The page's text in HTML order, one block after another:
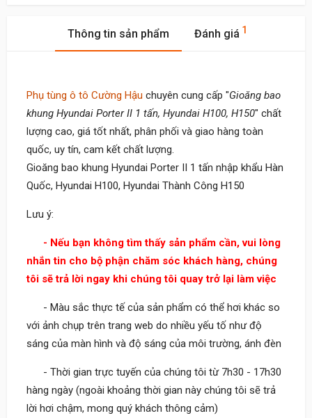
Thông tin sản phẩm Đánh giá 1
Phụ tùng ô tô Cường Hậu chuyên cung cấp "Gioăng bao
khung Hyundai Porter II 1 tấn, Hyundai H100, H150" chất
lượng cao, giá tốt nhất, phân phối và giao hàng toàn
quốc, uy tín, cam kết chất lượng.
Gioăng bao khung Hyundai Porter II 1 tấn nhập khẩu Hàn
Quốc, Hyundai H100, Hyundai Thành Công H150
Lưu ý:
- Nếu bạn không tìm thấy sản phẩm cần, vui lòng
nhắn tin cho bộ phận chăm sóc khách hàng, chúng
tôi sẽ trả lời ngay khi chúng tôi quay trở lại làm việc
- Màu sắc thực tế của sản phẩm có thể hơi khác so
với ảnh chụp trên trang web do nhiều yếu tố như độ
sáng của màn hình và độ sáng của môi trường, ánh đèn
- Thời gian trực tuyến của chúng tôi từ 7h30 - 17h30
hàng ngày (ngoài khoảng thời gian này chúng tôi sẽ trả
lời hơi chậm, mong quý khách thông cảm)